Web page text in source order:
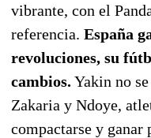
vibrante, con el
referencia. España
revoluciones, su
cambios. Yakin no
Zakaria y Ndoye,
compactarse y ganar